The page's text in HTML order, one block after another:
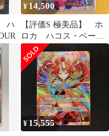
ハ
¥14,500
【評価S 極美品】 ホ
ロカ ハコス・ベール
ズ OUR アヤカシヴァ
ーミリオン
¥ 15,555